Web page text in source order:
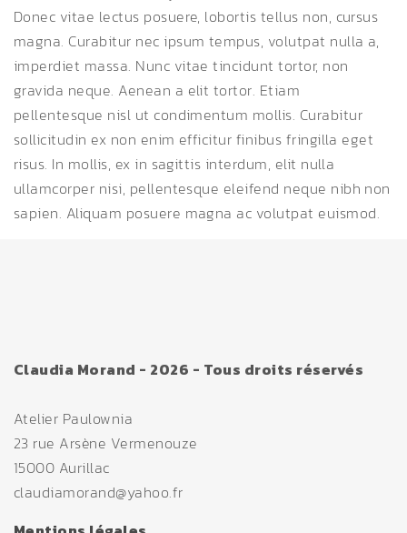
Donec vitae lectus posuere, lobortis tellus non, cursus
magna. Curabitur nec ipsum tempus, volutpat nulla a,
imperdiet massa. Nunc vitae tincidunt tortor, non
gravida neque. Aenean a elit tortor. Etiam
pellentesque nisl ut condimentum mollis. Curabitur
sollicitudin ex non enim efficitur finibus fringilla eget
risus. In mollis, ex in sagittis interdum, elit nulla
ullamcorper nisi, pellentesque eleifend neque nibh non
sapien. Aliquam posuere magna ac volutpat euismod.
Claudia Morand - 2026 - Tous droits réservés
Atelier Paulownia
23 rue Arsène Vermenouze
15000 Aurillac
claudiamorand@yahoo.fr